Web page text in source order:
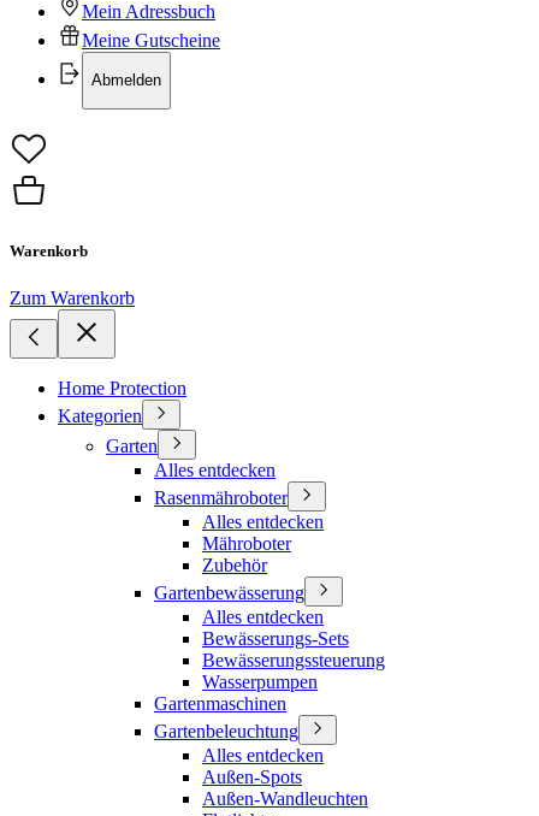
Mein Adressbuch
Meine Gutscheine
Abmelden
Warenkorb
Zum Warenkorb
Home Protection
Kategorien
Garten
Alles entdecken
Rasenmähroboter
Alles entdecken
Mähroboter
Zubehör
Gartenbewässerung
Alles entdecken
Bewässerungs-Sets
Bewässerungssteuerung
Wasserpumpen
Gartenmaschinen
Gartenbeleuchtung
Alles entdecken
Außen-Spots
Außen-Wandleuchten